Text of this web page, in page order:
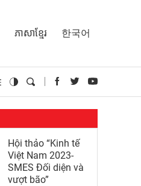
ភាសាខ្មែរ 한국어
Hội thảo “Kinh tế
Việt Nam 2023-
SMES Đối diện và
vượt bão”